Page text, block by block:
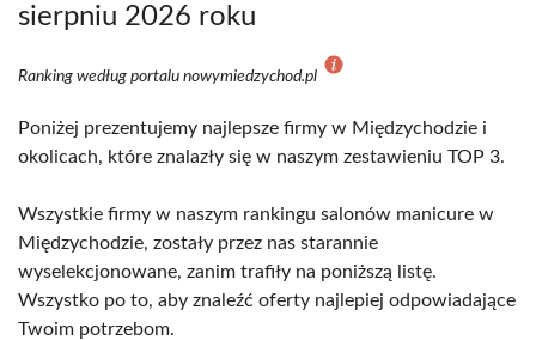
sierpniu 2026 roku
Ranking według portalu nowymiedzychod.pl
Poniżej prezentujemy najlepsze firmy w Międzychodzie i
okolicach, które znalazły się w naszym zestawieniu TOP 3.
Wszystkie firmy w naszym rankingu salonów manicure w
Międzychodzie, zostały przez nas starannie
wyselekcjonowane, zanim trafiły na poniższą listę.
Wszystko po to, aby znaleźć oferty najlepiej odpowiadające
Twoim potrzebom.